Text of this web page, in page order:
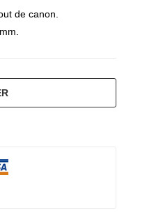
de canon.